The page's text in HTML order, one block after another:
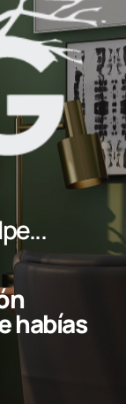
habías